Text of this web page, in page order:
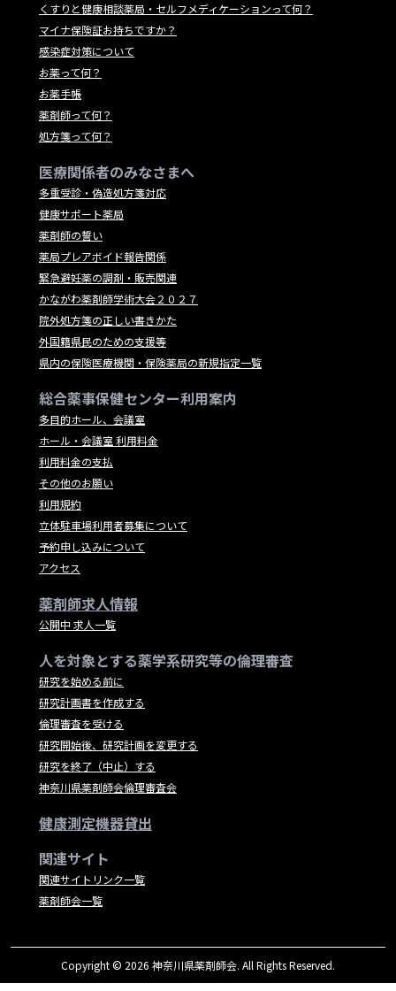
くすりと健康相談薬局・セルフメディケーションって何？
マイナ保険証お持ちですか？
感染症対策について
お薬って何？
お薬手帳
薬剤師って何？
処方箋って何？
医療関係者のみなさまへ
多重受診・偽造処方箋対応
健康サポート薬局
薬剤師の誓い
薬局プレアボイド報告関係
緊急避妊薬の調剤・販売関連
かながわ薬剤師学術大会２０２７
院外処方箋の正しい書きかた
外国籍県民のための支援等
県内の保険医療機関・保険薬局の新規指定一覧
総合薬事保健センター利用案内
多目的ホール、会議室
ホール・会議室 利用料金
利用料金の支払
その他のお願い
利用規約
立体駐車場利用者募集について
予約申し込みについて
アクセス
薬剤師求人情報
公開中 求人一覧
人を対象とする薬学系研究等の倫理審査
研究を始める前に
研究計画書を作成する
倫理審査を受ける
研究開始後、研究計画を変更する
研究を終了（中止）する
神奈川県薬剤師会倫理審査会
健康測定機器貸出
関連サイト
関連サイトリンク一覧
薬剤師会一覧
Copyright © 2026 神奈川県薬剤師会. All Rights Reserved.